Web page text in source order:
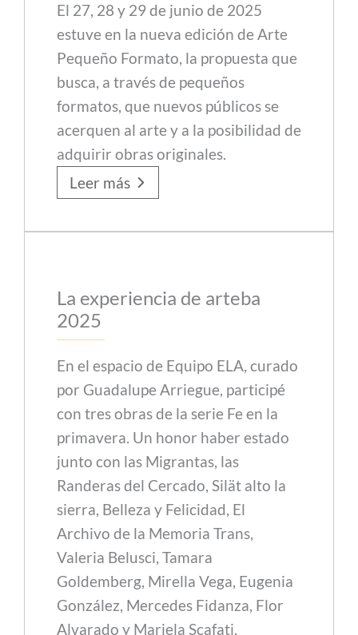
El 27, 28 y 29 de junio de 2025
estuve en la nueva edición de Arte
Pequeño Formato, la propuesta que
busca, a través de pequeños
formatos, que nuevos públicos se
acerquen al arte y a la posibilidad de
adquirir obras originales.
Leer más
La experiencia de arteba
2025
En el espacio de Equipo ELA, curado
por Guadalupe Arriegue, participé
con tres obras de la serie Fe en la
primavera. Un honor haber estado
junto con las Migrantas, las
Randeras del Cercado, Silät alto la
sierra, Belleza y Felicidad, El
Archivo de la Memoria Trans,
Valeria Belusci, Tamara
Goldemberg, Mirella Vega, Eugenia
González, Mercedes Fidanza, Flor
Alvarado y Mariela Scafati.